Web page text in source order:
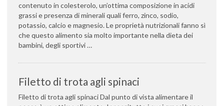
contenuto in colesterolo, un’ottima composizione in acidi
grassi e presenza di minerali quali ferro, zinco, sodio,
potassio, calcio e magnesio. Le proprietà nutrizionali fanno sì
che questo alimento sia molto importante nella dieta dei
bambini, degli sportivi …
Filetto di trota agli spinaci
Filetto di trota agli spinaci Dal punto di vista alimentare il